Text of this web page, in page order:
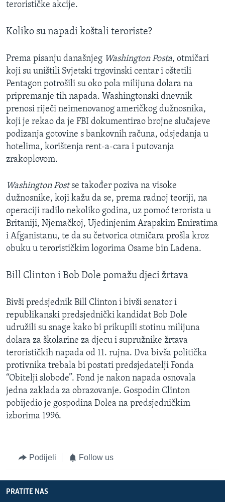
terorističke akcije.
Koliko su napadi koštali teroriste?
Prema pisanju današnjeg Washington Posta, otmičari
koji su uništili Svjetski trgovinski centar i oštetili
Pentagon potrošili su oko pola milijuna dolara na
pripremanje tih napada. Washingtonski dnevnik
prenosi riječi neimenovanog američkog dužnosnika,
koji je rekao da je FBI dokumentirao brojne slučajeve
podizanja gotovine s bankovnih računa, odsjedanja u
hotelima, korištenja rent-a-cara i putovanja
zrakoplovom.
Washington Postse također poziva na visoke
dužnosnike, koji kažu da se, prema radnoj teoriji, na
operaciji radilo nekoliko godina, uz pomoć terorista u
Britaniji, Njemačkoj, Ujedinjenim Arapskim Emiratima
i Afganistanu, te da su četvorica otmičara prošla kroz
obuku u terorističkim logorima Osame bin Ladena.
Bill Clinton i Bob Dole pomažu djeci žrtava
Bivši predsjednik Bill Clinton i bivši senator i
republikanski predsjednički kandidat Bob Dole
udružili su snage kako bi prikupili stotinu milijuna
dolara za školarine za djecu i supružnike žrtava
terorističkih napada od 11. rujna. Dva bivša politička
protivnika trebala bi postati predsjedatelji Fonda
“Obitelji slobode”. Fond je nakon napada osnovala
jedna zaklada za obrazovanje. Gospodin Clinton
pobijedio je gospodina Dolea na predsjedničkim
izborima 1996.
Podijeli Follow us
PRATITE NAS